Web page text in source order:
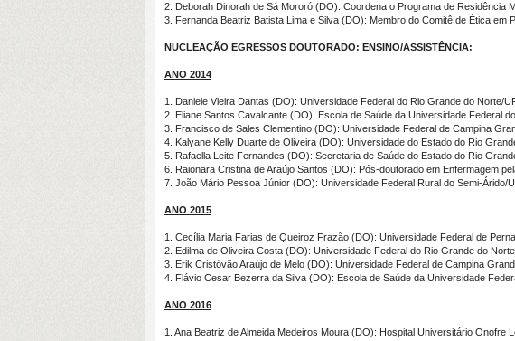
2. Deborah Dinorah de Sá Mororó (DO): Coordena o Programa de Residência
3. Fernanda Beatriz Batista Lima e Silva (DO): Membro do Comitê de Ética em
NUCLEAÇÃO EGRESSOS DOUTORADO: ENSINO/ASSISTÊNCIA:
ANO 2014
1. Daniele Vieira Dantas (DO): Universidade Federal do Rio Grande do Norte/
2. Eliane Santos Cavalcante (DO): Escola de Saúde da Universidade Federal
3. Francisco de Sales Clementino (DO): Universidade Federal de Campina
4. Kalyane Kelly Duarte de Oliveira (DO): Universidade do Estado do Rio
5. Rafaella Leite Fernandes (DO): Secretaria de Saúde do Estado do Rio
6. Raionara Cristina de Araújo Santos (DO): Pós-doutorado em Enfermagem
7. João Mário Pessoa Júnior (DO): Universidade Federal Rural do Semi-Árido/
ANO 2015
1. Cecília Maria Farias de Queiroz Frazão (DO): Universidade Federal de
2. Edilma de Oliveira Costa (DO): Universidade Federal do Rio Grande do
3. Erik Cristóvão Araújo de Melo (DO): Universidade Federal de Campina
4. Flávio Cesar Bezerra da Silva (DO): Escola de Saúde da Universidade
ANO 2016
1. Ana Beatriz de Almeida Medeiros Moura (DO): Hospital Universitário Onofre